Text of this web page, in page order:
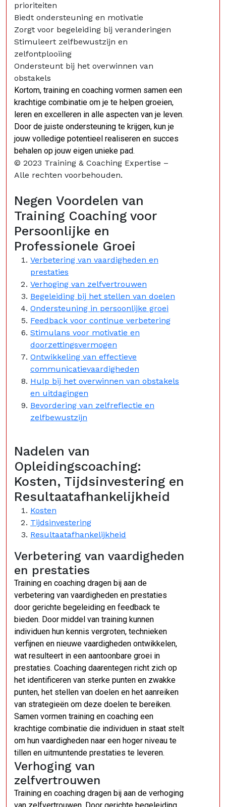
prioriteiten
Biedt ondersteuning en motivatie
Zorgt voor begeleiding bij veranderingen
Stimuleert zelfbewustzijn en
zelfontplooiing
Ondersteunt bij het overwinnen van
obstakels
Kortom, training en coaching vormen samen een
krachtige combinatie om je te helpen groeien,
leren en excelleren in alle aspecten van je leven.
Door de juiste ondersteuning te krijgen, kun je
jouw volledige potentieel realiseren en succes
behalen op jouw eigen unieke pad.
© 2023 Training & Coaching Expertise –
Alle rechten voorbehouden.
Negen Voordelen van
Training Coaching voor
Persoonlijke en
Professionele Groei
Verbetering van vaardigheden en
prestaties
Verhoging van zelfvertrouwen
Begeleiding bij het stellen van doelen
Ondersteuning in persoonlijke groei
Feedback voor continue verbetering
Stimulans voor motivatie en
doorzettingsvermogen
Ontwikkeling van effectieve
communicatievaardigheden
Hulp bij het overwinnen van obstakels
en uitdagingen
Bevordering van zelfreflectie en
zelfbewustzijn
Nadelen van
Opleidingscoaching:
Kosten, Tijdsinvestering en
Resultaatafhankelijkheid
Kosten
Tijdsinvestering
Resultaatafhankelijkheid
Verbetering van vaardigheden
en prestaties
Training en coaching dragen bij aan de
verbetering van vaardigheden en prestaties
door gerichte begeleiding en feedback te
bieden. Door middel van training kunnen
individuen hun kennis vergroten, technieken
verfijnen en nieuwe vaardigheden ontwikkelen,
wat resulteert in een aantoonbare groei in
prestaties. Coaching daarentegen richt zich op
het identificeren van sterke punten en zwakke
punten, het stellen van doelen en het aanreiken
van strategieën om deze doelen te bereiken.
Samen vormen training en coaching een
krachtige combinatie die individuen in staat stelt
om hun vaardigheden naar een hoger niveau te
tillen en uitmuntende prestaties te leveren.
Verhoging van
zelfvertrouwen
Training en coaching dragen bij aan de verhoging